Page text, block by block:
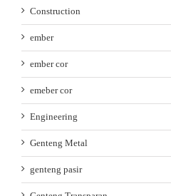
Construction
ember
ember cor
emeber cor
Engineering
Genteng Metal
genteng pasir